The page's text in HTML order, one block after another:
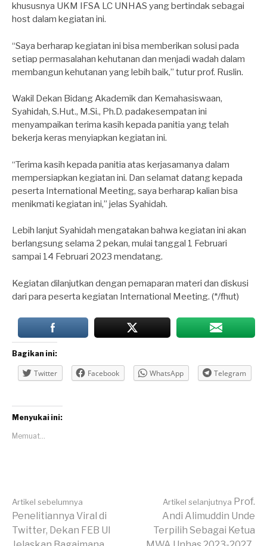
khususnya UKM IFSA LC UNHAS yang bertindak sebagai
host dalam kegiatan ini.
“Saya berharap kegiatan ini bisa memberikan solusi pada
setiap permasalahan kehutanan dan menjadi wadah dalam
membangun kehutanan yang lebih baik,” tutur prof. Ruslin.
Wakil Dekan Bidang Akademik dan Kemahasiswaan,
Syahidah, S.Hut., M.Si., Ph.D. padakesempatan ini
menyampaikan terima kasih kepada panitia yang telah
bekerja keras menyiapkan kegiatan ini.
“Terima kasih kepada panitia atas kerjasamanya dalam
mempersiapkan kegiatan ini. Dan selamat datang kepada
peserta International Meeting, saya berharap kalian bisa
menikmati kegiatan ini,” jelas Syahidah.
Lebih lanjut Syahidah mengatakan bahwa kegiatan ini akan
berlangsung selama 2 pekan, mulai tanggal 1 Februari
sampai 14 Februari 2023 mendatang.
Kegiatan dilanjutkan dengan pemaparan materi dan diskusi
dari para peserta kegiatan International Meeting. (*/fhut)
Bagikan ini:
Twitter Facebook WhatsApp Telegram
Menyukai ini:
Memuat...
Lanjut
Artikel sebelumnya
Penelitiannya Viral di
Twitter, Dekan FEB UI
Artikel selanjutnya Prof.
Andi Alimuddin Unde
Terpilih Sebagai Ketua